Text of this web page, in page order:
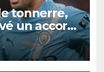
tonnerre,
un accord
pour un